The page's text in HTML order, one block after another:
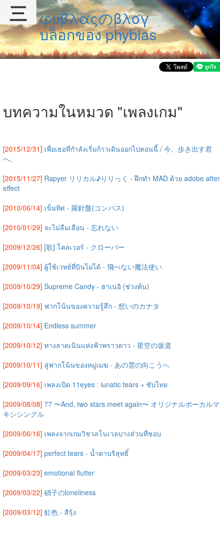
φυβλαςのβλογ
บล็อกของ phyblas
บทความในหมวด "เพลงเกม"
[2015/12/31] เพื่อเธอที่กำลังเริ่มก้าวเดินออกไปตอนนี้ / 今、歩き出す君
へ。
[2015/11/27] Rapyer リリカル♪りりっく - ฝึกทำ MAD ด้วย adobe after
effect
[2010/06/14] เข็มทิศ - 羅針盤(コンパス)
[2010/01/29] จะไม่ลืมเลือน - 忘れない
[2009/12/26] [歌] โคลเวอร์ - クローバー
[2009/11/04] ผู้ใช้เวทย์ที่บินไม่ได้ - 飛べない魔法使い
[2009/10/29] Supreme Candy - ฮาเนอิ (ช่วงต้น)
[2009/10/19] ฟากโน้นของความรู้สึก - 想いのカナタ
[2009/10/14] Endless summer
[2009/10/12] ทางลาดเนินแห่งฟ้าพราวดาว - 星空の坂道
[2009/10/11] สู่ฟากโน้นของหมู่เมฆ - あの雲の向こうへ
[2009/09/16] เพลงเปิด 11eyes : lunatic tears + ซับไทย
[2009/08/08] 77 〜And, two stars meet again〜 オリジナルボーカルマ
キシシングル
[2009/06/16] เพลงจากเกมวิชวลโนเวลบางส่วนที่ชอบ
[2009/04/17] perfect tears - น้ำตาบริสุทธิ์
[2009/03/23] emotional flutter
[2009/03/22] 硝子のloneliness
[2009/03/12] 虹色 - สีรุ้ง
三